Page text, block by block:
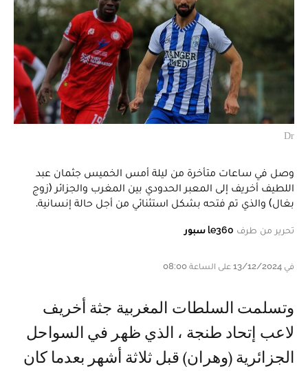
Dr
وصل في ساعات متأخرة من ليلة أمس الخميس جثمان عبد
اللطيف أخريف إلى المعبر الحدودي بين المغرب والجزائر (زوج
بغال) والذي تم فتحه بشكل استثنائي من أجل حالة إنسانية.
تحرير من طرف le360 سبور
في 13/12/2024 على الساعة 08:00
وتسلمت السلطات المغربية جثة أخريف
لاعب إتحاد طنجة ، الذي ظهر في السواحل
الجزائرية (وهران) قبل ثلاثة أشهر بعدما كان